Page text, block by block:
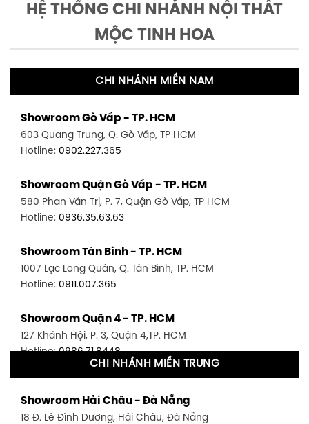
HỆ THỐNG CHI NHÁNH NỘI THẤT
MỘC TINH HOA
CHI NHÁNH MIỀN NAM
Showroom Gò Vấp - TP. HCM
603 Quang Trung, Q. Gò Vấp, TP HCM
Hotline: 0902.227.365
Showroom Quận Gò Vấp - TP. HCM
580 Phan Văn Trị, P. 7, Quận Gò Vấp, TP HCM
Hotline: 0936.35.63.63
Showroom Tân Bình - TP. HCM
1007 Lạc Long Quân, Q. Tân Bình, TP. HCM
Hotline: 0911.007.365
Showroom Quận 4 - TP. HCM
127 Khánh Hội, P. 3, Quận 4,TP. HCM
Hotline:0986.71.8448
1411 Đường 3/2, P. 16, Quận 11, TP. HCM
Hotline:0906.256.759
CHI NHÁNH MIỀN TRUNG
Showroom Hải Châu - Đà Nẵng
18 Đ. Lê Đình Dương, Hải Châu, Đà Nẵng